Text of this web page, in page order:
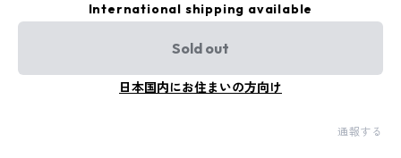
International shipping available
Sold out
日本国内にお住まいの方向け
通報する